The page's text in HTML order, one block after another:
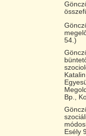
54.)
Bp.,
Esély